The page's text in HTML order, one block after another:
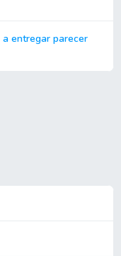
a entregar parecer